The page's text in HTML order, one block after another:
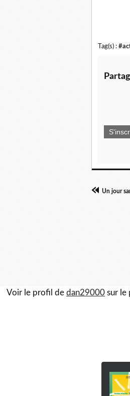
Tag(s) :
Un jour
Voir le profil de dan29000 sur le